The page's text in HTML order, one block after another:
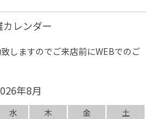
カレンダー
しますのでご来店前にWEBでのご
年8月
水 木 金
土